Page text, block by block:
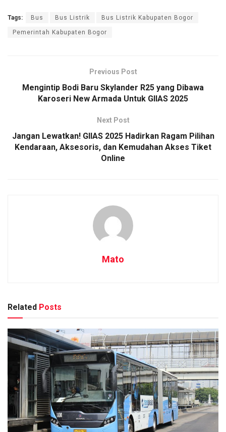
Tags: Bus Bus Listrik Bus Listrik Kabupaten Bogor
Pemerintah Kabupaten Bogor
Previous Post
Mengintip Bodi Baru Skylander R25 yang Dibawa
Karoseri New Armada Untuk GIIAS 2025
Next Post
Jangan Lewatkan! GIIAS 2025 Hadirkan Ragam Pilihan
Kendaraan, Aksesoris, dan Kemudahan Akses Tiket
Online
Mato
Related Posts